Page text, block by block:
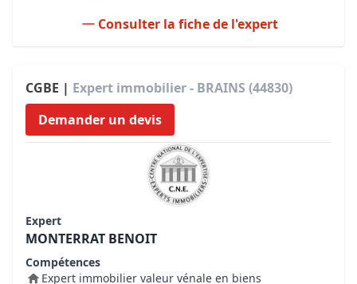
Consulter la fiche de l'expert
CGBE | Expert immobilier - BRAINS (44830)
Demander un devis
Expert
MONTERRAT BENOIT
Compétences
Expert immobilier valeur vénale en biens